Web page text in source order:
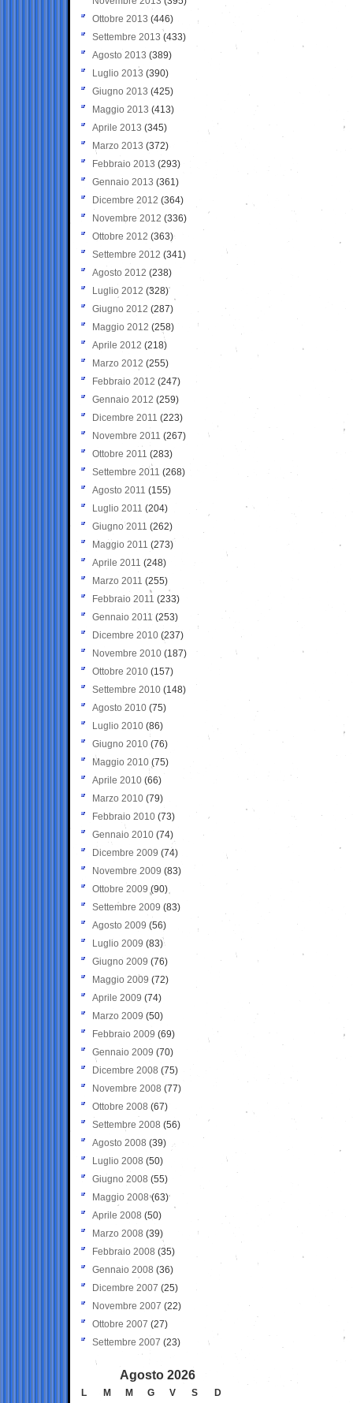
Ottobre 2013 (446)
Settembre 2013 (433)
Agosto 2013 (389)
Luglio 2013 (390)
Giugno 2013 (425)
Maggio 2013 (413)
Aprile 2013 (345)
Marzo 2013 (372)
Febbraio 2013 (293)
Gennaio 2013 (361)
Dicembre 2012 (364)
Novembre 2012 (336)
Ottobre 2012 (363)
Settembre 2012 (341)
Agosto 2012 (238)
Luglio 2012 (328)
Giugno 2012 (287)
Maggio 2012 (258)
Aprile 2012 (218)
Marzo 2012 (255)
Febbraio 2012 (247)
Gennaio 2012 (259)
Dicembre 2011 (223)
Novembre 2011 (267)
Ottobre 2011 (283)
Settembre 2011 (268)
Agosto 2011 (155)
Luglio 2011 (204)
Giugno 2011 (262)
Maggio 2011 (273)
Aprile 2011 (248)
Marzo 2011 (255)
Febbraio 2011 (233)
Gennaio 2011 (253)
Dicembre 2010 (237)
Novembre 2010 (187)
Ottobre 2010 (157)
Settembre 2010 (148)
Agosto 2010 (75)
Luglio 2010 (86)
Giugno 2010 (76)
Maggio 2010 (75)
Aprile 2010 (66)
Marzo 2010 (79)
Febbraio 2010 (73)
Gennaio 2010 (74)
Dicembre 2009 (74)
Novembre 2009 (83)
Ottobre 2009 (90)
Settembre 2009 (83)
Agosto 2009 (56)
Luglio 2009 (83)
Giugno 2009 (76)
Maggio 2009 (72)
Aprile 2009 (74)
Marzo 2009 (50)
Febbraio 2009 (69)
Gennaio 2009 (70)
Dicembre 2008 (75)
Novembre 2008 (77)
Ottobre 2008 (67)
Settembre 2008 (56)
Agosto 2008 (39)
Luglio 2008 (50)
Giugno 2008 (55)
Maggio 2008(63)
Aprile 2008 (50)
Marzo 2008 (39)
Febbraio 2008 (35)
Gennaio 2008 (36)
Dicembre 2007 (25)
Novembre 2007 (22)
Ottobre 2007 (27)
Settembre 2007 (23)
Agosto 2026
L M M G V S
D